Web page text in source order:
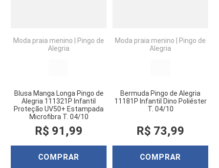
Moda praia menino
Pingo de
Alegria
Blusa Manga Longa Pingo de
Alegria 111321P Infantil
Proteção UV50+ Estampada
Microfibra T. 04/10
R$ 91 ,99
COMPRAR
Moda praia menino
Pingo de
Alegria
Bermuda Pingo de Alegria
11181P Infantil Dino Poliéster
T. 04/10
R$ 73,99
COMPRAR